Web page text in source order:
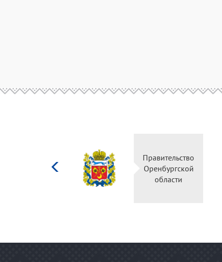
Министерство
культуры
Российской
федерации